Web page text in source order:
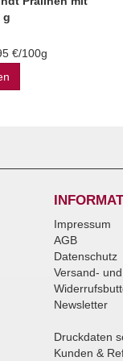
g
€/100g
Impressum
AGB
Datenschutz
Versand-
Newsletter
Druckdaten
Kunden &